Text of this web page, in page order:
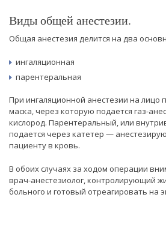
Виды общей анестезии.
Общая анестезия делится на два
ингаляционная
парентеральная
При ингаляционной анестезии на лицо
маска, через которую подается газ-
кислород. Парентеральный, или
подается через катетер —
пациенту в кровь.
В обоих случаях за ходом операции
врач-анестезиолог, контролирующий
больного и готовый отреагировать на